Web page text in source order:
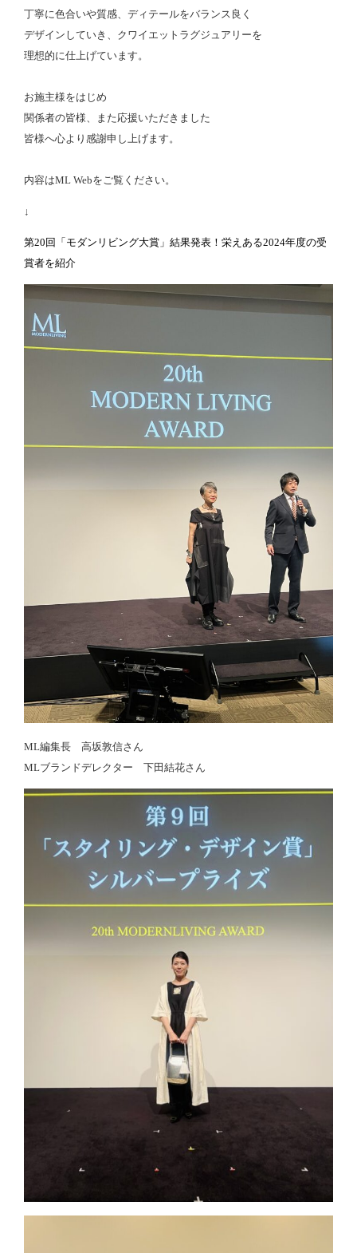
丁寧に色合いや質感、ディテールをバランス良く
デザインしていき、クワイエットラグジュアリーを
理想的に仕上げています。
お施主様をはじめ
関係者の皆様、また応援いただきました
皆様へ心より感謝申し上げます。
内容はML Webをご覧ください。
↓
第20回「モダンリビング大賞」結果発表！栄えある2024年度の受
賞者を紹介
ML編集長 高坂敦信さん
MLブランドデレクター 下田結花さん